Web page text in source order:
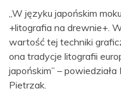
„W języku japońskim
+litografia na drewnie+.
wartość tej techniki
ona tradycje litografii
japońskim” –
Pietrzak.